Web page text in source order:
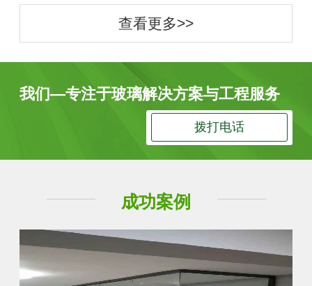
查看更多>>
我们—专注于玻璃解决方案与工程服务
拨打电话
成功案例